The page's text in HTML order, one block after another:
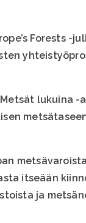
Forests -
lukuina -
itseään
ja